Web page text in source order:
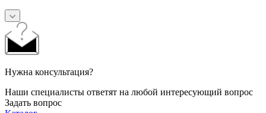
Нужна консультация?
Наши специалисты ответят на любой интересующий вопрос
Задать вопрос